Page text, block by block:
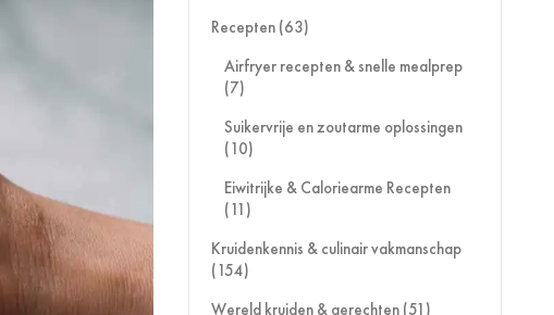
Recepten (63)
Airfryer recepten & snelle mealprep
(7)
Suikervrije en zoutarme oplossingen
(10)
Eiwitrijke & Caloriearme Recepten
(11)
Kruidenkennis & culinair vakmanschap
(154)
Wereld kruiden & gerechten (51)